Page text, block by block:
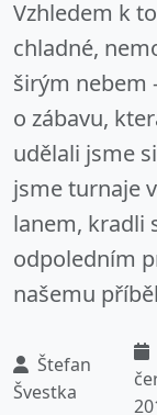
Vzhledem k
chladné,
širým nebem
o zábavu,
udělali jsme
jsme turnaje
lanem, kradli
odpoledním
našemu
Štefan
Švestka